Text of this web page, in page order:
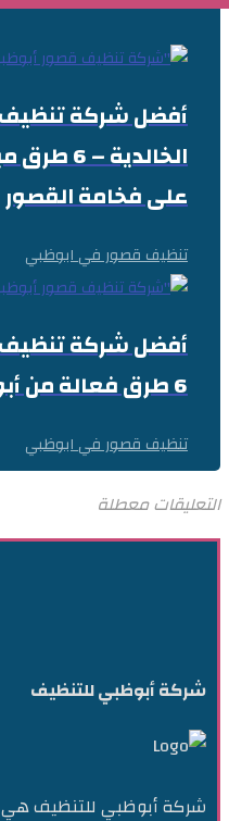
أفضل شركة
الخالدية
على فخامة القصور
تنظيف قصور في ابوظبي
أفضل شركة
6 طرق فعالة من أبوظبي للتنظيف
تنظيف قصور في ابوظبي
التعليقات معطلة
شركة أبوظبي للتنظيف
شركة أبوظبي للتنظيف